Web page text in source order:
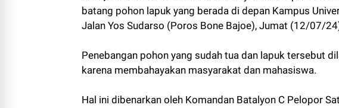
batang pohon lapuk yang berada di depan Kampus
Jalan Yos Sudarso (Poros Bone Bajoe), Jumat (12/07/
Penebangan pohon yang sudah tua dan lapuk tersebut
karena membahayakan masyarakat dan mahasiswa.
Hal ini dibenarkan oleh Komandan Batalyon C Pelopor